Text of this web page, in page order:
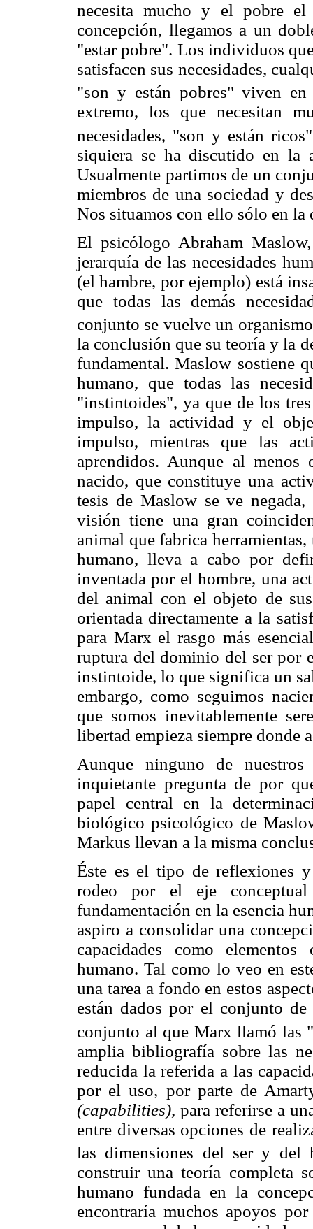
necesita mucho y el pobre el
concepción, llegamos a un
"estar pobre". Los individuos
satisfacen sus necesidades,
"son y están pobres" viven
extremo, los que necesitan
necesidades, "son y están
siquiera se ha discutido en la
Usualmente partimos de un
miembros de una sociedad y
Nos situamos con ello sólo en
El psicólogo Abraham
jerarquía de las necesidades
(el hambre, por ejemplo) está
que todas las demás
conjunto se vuelve un
la conclusión que su teoría y la
fundamental. Maslow sostiene
humano, que todas las
"instintoides", ya que de los
impulso, la actividad y el
impulso, mientras que las
aprendidos. Aunque al
nacido, que constituye una
tesis de Maslow se ve
visión tiene una gran
animal que fabrica
humano, lleva a cabo por
inventada por el hombre, una
del animal con el objeto de
orientada directamente a la
para Marx el rasgo más
ruptura del dominio del ser por
instintoide, lo que significa un
embargo, como seguimos
que somos inevitablemente
libertad empieza siempre donde
Aunque ninguno de
inquietante pregunta de por
papel central en la
biológico psicológico de
Markus llevan a la misma
Éste es el tipo de reflexiones
rodeo por el eje
fundamentación en la esencia
aspiro a consolidar una
capacidades como
humano. Tal como lo veo en
una tarea a fondo en estos
están dados por el conjunto de
conjunto al que Marx llamó las
amplia bibliografía sobre las
reducida la referida a las
por el uso, por parte de
(capabilities), para referirse a
entre diversas opciones de
las dimensiones del ser y del
construir una teoría completa
humano fundada en la
encontraría muchos apoyos